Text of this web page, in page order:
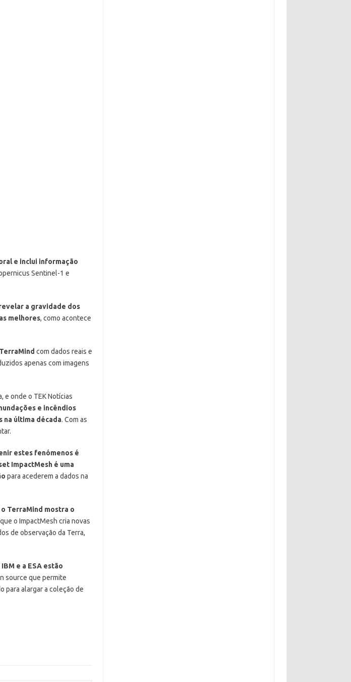
e inclui informação
Sentinel-1 e
a gravidade dos
melhores, como acontece
com dados reais e
apenas com imagens
e onde o TEK Notícias
e incêndios
na última década. Com as
estes fenómenos é
ImpactMesh é uma
para acederem a dados na
TerraMind mostra o
o ImpactMesh cria novas
de observação da Terra,
IBM e a ESA estão
source que permite
para alargar a coleção de